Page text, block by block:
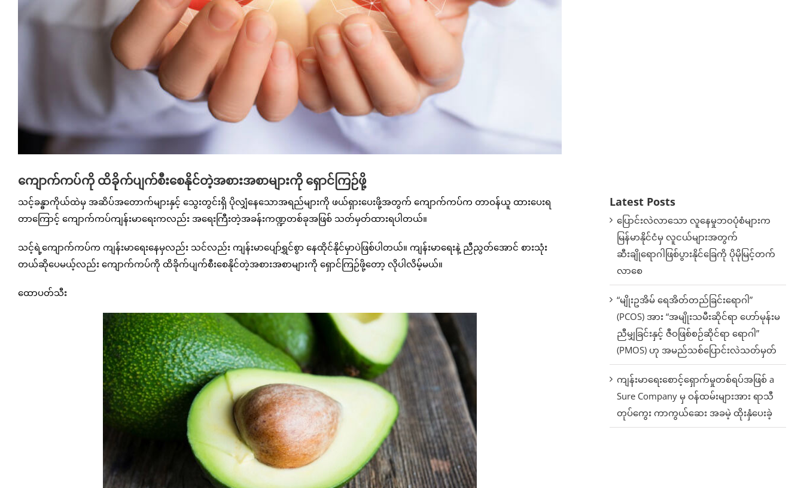
ကျောက်ကပ်ကို ထိခိုက်ပျက်စီးစေနိုင်တဲ့အစားအစာများကို ရှောင်ကြဉ်ဖို့
သင့်ခန္ဓာကိုယ်ထဲမှ အဆိပ်အတောက်များနှင့် သွေးတွင်းရှိ ပိုလျှံနေသောအရည်များကို ဖယ်ရှားပေးဖို့အတွက် ကျောက်ကပ်က တာဝန်ယူ ထားပေးရ
တာကြောင့် ကျောက်ကပ်ကျန်းမာရေးကလည်း အရေးကြီးတဲ့အခန်းကဏ္ဍတစ်ခုအဖြစ် သတ်မှတ်ထားရပါတယ်။
သင့်ရဲ့ကျောက်ကပ်က ကျန်းမာရေးနေမှလည်း သင်လည်း ကျန်းမာပျော်ရွှင်စွာ နေထိုင်နိုင်မှာပဲဖြစ်ပါတယ်။ ကျန်းမာရေးနဲ့ ညီညွတ်အောင် စားသုံး
တယ်ဆိုပေမယ့်လည်း ကျောက်ကပ်ကို ထိခိုက်ပျက်စီးစေနိုင်တဲ့အစားအစာများကို ရှောင်ကြဉ်ဖို့တော့ လိုပါလိမ့်မယ်။
ထောပတ်သီး
Latest Posts
ပြောင်းလဲလာသော လူနေမှုဘဝပုံစံများက
မြန်မာနိုင်ငံမှ လူငယ်များအတွက်
ဆီးချိုရောဂါဖြစ်ပွားနိုင်ခြေကို ပိုမိုမြင့်တက်
လာစေ
“မျိုးဥအိမ် ရေအိတ်တည်ခြင်းရောဂါ”
(PCOS) အား “အမျိုးသမီးဆိုင်ရာ ဟော်မုန်းမ
ညီမျှခြင်းနှင့် ဇီဝဖြစ်စဉ်ဆိုင်ရာ ရောဂါ”
(PMOS) ဟု အမည်သစ်ပြောင်းလဲသတ်မှတ်
ကျန်းမာရေးစောင့်ရှောက်မှုတစ်ရပ်အဖြစ် a
Sure Company မှ ဝန်ထမ်းများအား ရာသီ
တုပ်ကွေး ကာကွယ်ဆေး အခမဲ့ ထိုးနှံပေးခဲ့